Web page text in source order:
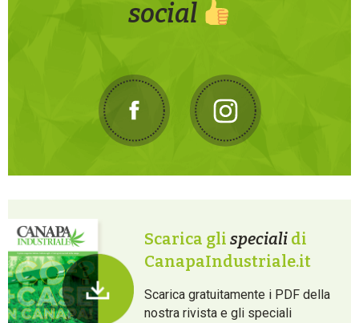
social
Scarica gli speciali di
CanapaIndustriale.it
Scarica gratuitamente i PDF della
nostra rivista e gli speciali